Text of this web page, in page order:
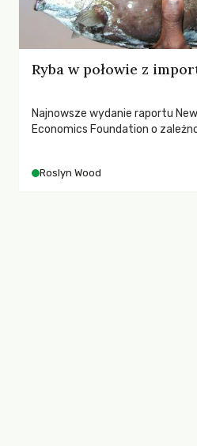
Ryba w połowie z
Najnowsze wydanie raportu New
Economics Foundation o
zagrożone.
Roslyn Wood